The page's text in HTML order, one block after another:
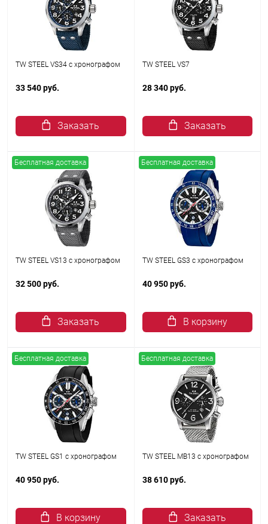
TW STEEL VS34 с хронографом
33 540 руб.
Заказать
TW STEEL VS7
28 340 руб.
Заказать
Бесплатная доставка
TW STEEL VS13 с хронографом
32 500 руб.
Заказать
Бесплатная доставка
TW STEEL GS3 с хронографом
40 950 руб.
В корзину
Бесплатная доставка
TW STEEL GS1 с хронографом
40 950 руб.
В корзину
Бесплатная доставка
TW STEEL MB13 с хронографом
38 610 руб.
Заказать